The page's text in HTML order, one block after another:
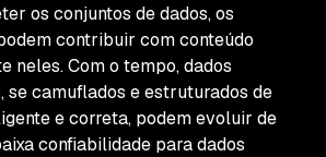
os conjuntos de dados, os
contribuir com conteúdo
neles. Com o tempo, dados
se camuflados e estruturados de
e correta, podem evoluir de
confiabilidade para dados